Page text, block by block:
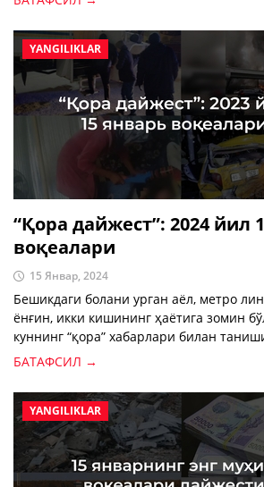
YANGILIKLAR
“Қора дайжест”: 2024 йил
воқеалари
15 Январ, 2024
Бешикдаги болани урган аёл, метро
ёнғин, икки кишининг ҳаётига зомин
куннинг “қора” хабарлари билан
БАТАФСИЛ →
YANGILIKLAR